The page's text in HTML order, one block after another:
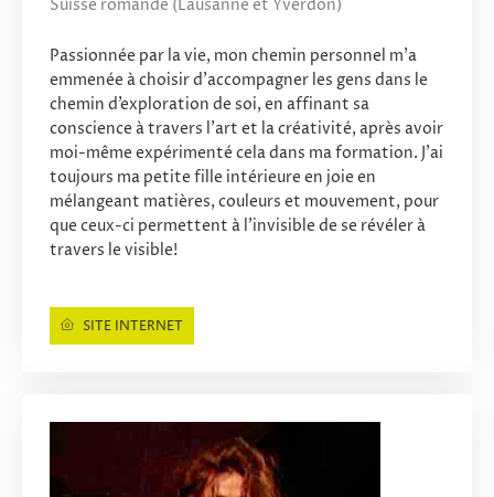
Suisse romande (Lausanne et Yverdon)
Passionnée par la vie, mon chemin personnel m’a
emmenée à choisir d’accompagner les gens dans le
chemin d’exploration de soi, en affinant sa
conscience à travers l’art et la créativité, après avoir
moi-même expérimenté cela dans ma formation. J’ai
toujours ma petite fille intérieure en joie en
mélangeant matières, couleurs et mouvement, pour
que ceux-ci permettent à l’invisible de se révéler à
travers le visible!
SITE INTERNET